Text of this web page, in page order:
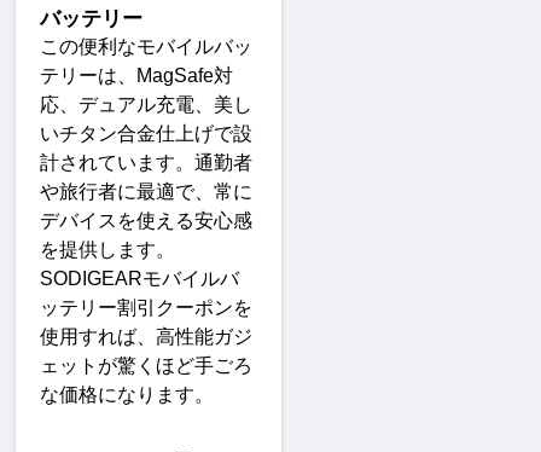
バッテリー
この便利なモバイルバッ
テリーは、
MagSafe対
応、デュアル充電、美し
いチタン合金仕上げで設
計されています。通勤者
や旅行者に最適で、常に
デバイスを使える安心感
を提供します。
SODIGEARモバイルバ
ッテリー割引クーポンを
使用すれば、高性能ガジ
ェットが驚くほど手ごろ
な価格になります。